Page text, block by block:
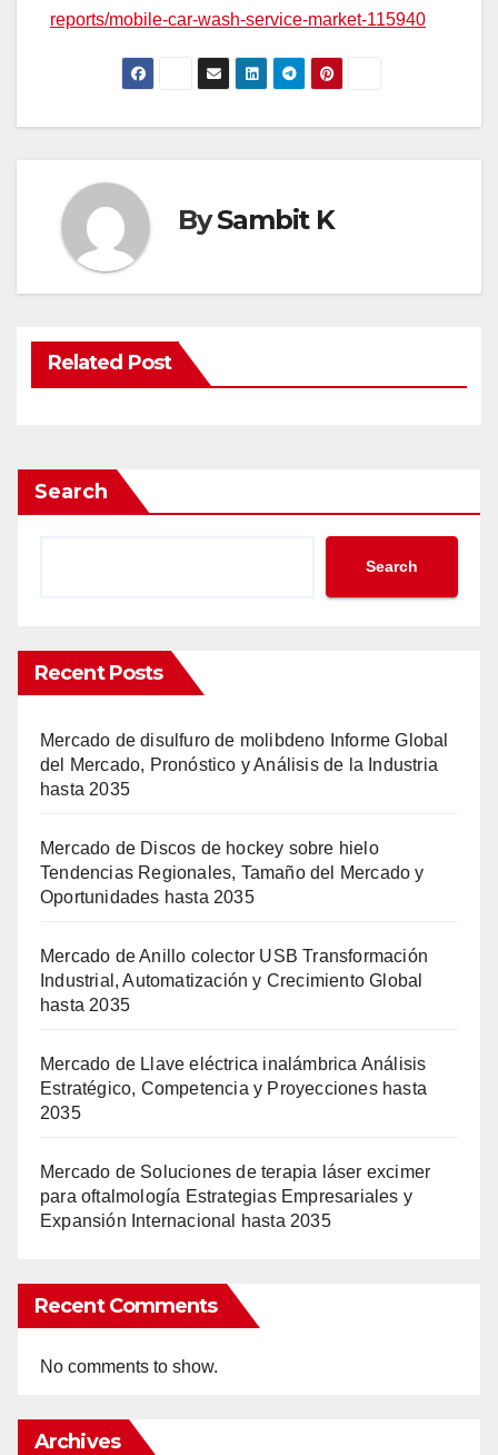
reports/mobile-car-wash-service-market-115940
BySambit K
Related Post
Search
Search
Recent Posts
Mercado de disulfuro de molibdeno Informe Global
del Mercado, Pronóstico y Análisis de la Industria
hasta 2035
Mercado de Discos de hockey sobre hielo
Tendencias Regionales, Tamaño del Mercado y
Oportunidades hasta 2035
Mercado de Anillo colector USB Transformación
Industrial, Automatización y Crecimiento Global
hasta 2035
Mercado de Llave eléctrica inalámbrica Análisis
Estratégico, Competencia y Proyecciones hasta
2035
Mercado de Soluciones de terapia láser excimer
para oftalmología Estrategias Empresariales y
Expansión Internacional hasta 2035
Recent Comments
No comments to show.
Archives